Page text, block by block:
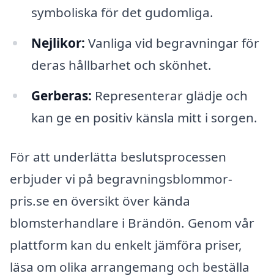
symboliska för det gudomliga.
Nejlikor: Vanliga vid begravningar för
deras hållbarhet och skönhet.
Gerberas: Representerar glädje och
kan ge en positiv känsla mitt i sorgen.
För att underlätta beslutsprocessen
erbjuder vi på begravningsblommor-
pris.se en översikt över kända
blomsterhandlare i Brändön. Genom vår
plattform kan du enkelt jämföra priser,
läsa om olika arrangemang och beställa